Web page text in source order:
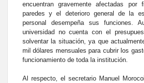
encuentran gravemente afectadas por
paredes y el deterioro general de la
personal desempeña sus funciones.
universidad no cuenta con el
solventar la situación, ya que
mil dólares mensuales para cubrir los
funcionamiento de toda la institución.
Al respecto, el secretario Manuel